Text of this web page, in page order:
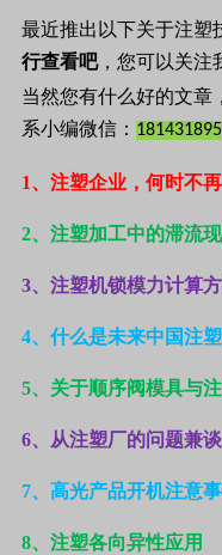
最近推出以下关于注塑
行查看吧，您可以关注
当然您有什么好的文章
系小编微信： 181431895
1、注塑企业，何时不再
2、注塑加工中的滞流
3、注塑机锁模力计算方
4、什么是未来中国注
5、关于顺序阀模具与
6、从注塑厂的问题兼
7、高光产品开机注意
8、注塑各向异性应用